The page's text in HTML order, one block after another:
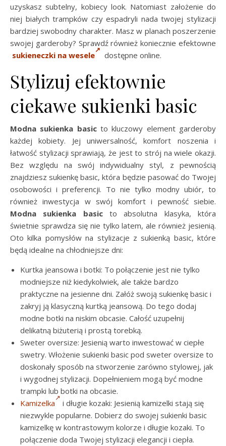
uzyskasz subtelny, kobiecy look. Natomiast założenie do
niej białych trampków czy espadryli nada twojej stylizacji
bardziej swobodny charakter. Masz w planach poszerzenie
swojej garderoby? Sprawdź również koniecznie efektowne
sukieneczki na wesele
dostępne online.
Stylizuj efektownie
ciekawe sukienki basic
Modna sukienka basicto kluczowy element garderoby
każdej kobiety. Jej uniwersalność, komfort noszenia i
łatwość stylizacji sprawiają, że jest to strój na wiele okazji.
Bez względu na swój indywidualny styl, z pewnością
znajdziesz sukienkę basic, która będzie pasować do Twojej
osobowości i preferencji. To nie tylko modny ubiór, to
również inwestycja w swój komfort i pewność siebie.
Modna sukienka basicto absolutna klasyka, która
świetnie sprawdza się nie tylko latem, ale również jesienią.
Oto kilka pomysłów na stylizacje z sukienką basic, które
będą idealne na chłodniejsze dni:
Kurtka jeansowa i botki: To połączenie jest nie tylko
modniejsze niż kiedykolwiek, ale także bardzo
praktyczne na jesienne dni. Załóż swoją sukienkę basic i
zakryj ją klasyczną kurtką jeansową. Do tego dodaj
modne botki na niskim obcasie. Całość uzupełnij
delikatną biżuterią i prostą torebką.
Sweter oversize: Jesienią warto inwestować w ciepłe
swetry. Włożenie sukienki basic pod sweter oversize to
doskonały sposób na stworzenie zarówno stylowej, jak
i wygodnej stylizacji. Dopełnieniem mogą być modne
trampki lub botki na obcasie.
Kamizelka
i długie kozaki: Jesienią kamizelki stają się
niezwykle popularne. Dobierz do swojej sukienki basic
kamizelkę w kontrastowym kolorze i długie kozaki. To
połączenie doda Twojej stylizacji elegancji i ciepła.